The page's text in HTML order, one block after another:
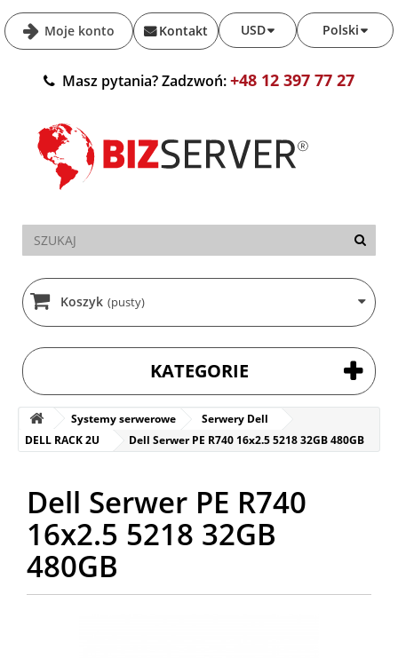
Moje konto Polski
USD
Kontakt
Masz pytania? Zadzwoń:+48 12 397 77 27
Koszyk (pusty)
KATEGORIE
Systemy serwerowe
Serwery Dell
DELL RACK 2U
Dell Serwer PE R740 16x2.5 5218 32GB 480GB
Dell Serwer PE R740
16x2.5 5218 32GB
480GB